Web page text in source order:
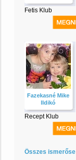
Fetis Klub
Fazekasné Mike
Ildikó
Recept Klub
Összes ismerőse